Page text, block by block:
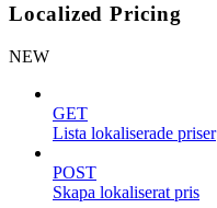
Localized Pricing
NEW
GET
Lista lokaliserade priser
POST
Skapa lokaliserat pris